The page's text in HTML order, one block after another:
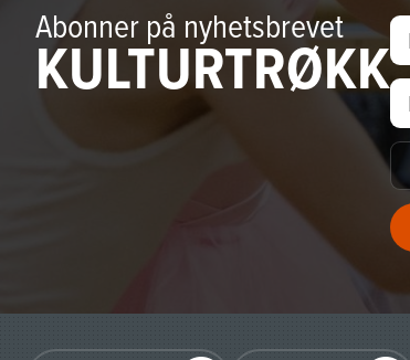
Abonner på nyhetsbrevet
KULTURTRØKK